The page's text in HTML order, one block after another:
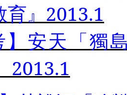
育』2013.1
】 安天 「獨
2013.1